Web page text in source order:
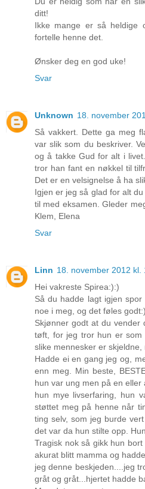
ditt!
Ikke mange er så heldige
fortelle henne det.
Ønsker deg en god uke!
Svar
Unknown 18. november
Så vakkert. Dette ga meg
var slik som du beskriver.
og å takke Gud for alt i
tror han fant en nøkkel til
Det er en velsignelse å ha
Igjen er jeg så glad for alt
til med eksamen. Gleder
Klem, Elena
Svar
Linn 18. november 2012 kl.
Hei vakreste Spirea:):)
Så du hadde lagt igjen
noe i meg, og det føles
Skjønner godt at du
tøft, for jeg tror hun er som
slike mennesker er
Hadde ei en gang jeg og,
enn meg. Min beste,
hun var ung men på en
hun mye livserfaring, hun
støttet meg på henne når
ting selv, som jeg burde
det var da hun stilte opp.
Tragisk nok så gikk hun
akurat blitt mamma og
jeg denne beskjeden....jeg
gråt og gråt...hjertet hadde